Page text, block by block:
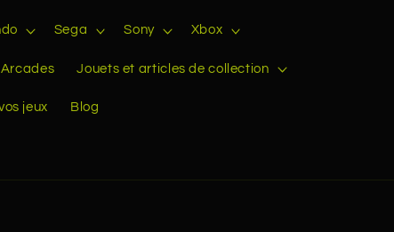
o
n
Sega Sony Xbox
Arcades Jouets et articles de collection
jeux Blog